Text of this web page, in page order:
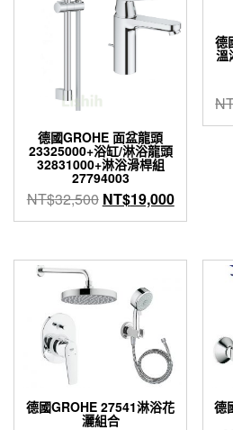
德國GROHE 面盆龍頭
23325000+浴缸/淋浴龍頭
32831000+淋浴滑桿組
27794003
NT$32,500 原
始
格：
NT$19,000目
前
格：
德
溫
德國GROHE 27541淋浴花
灑組合
德